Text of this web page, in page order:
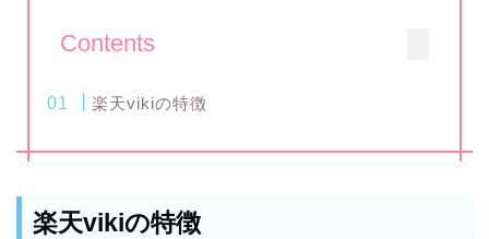
Contents
楽天vikiの特徴
楽天vikiの特徴